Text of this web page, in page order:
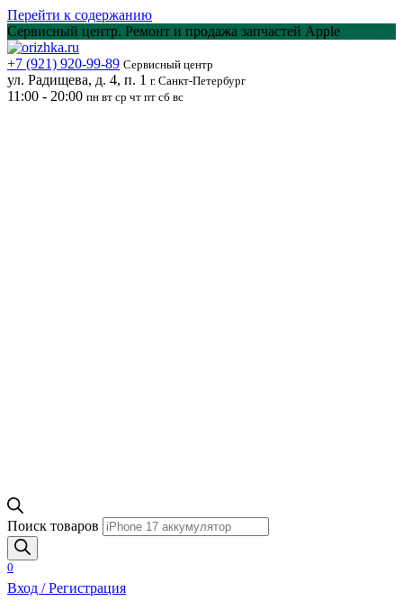
Перейти к содержанию
Сервисный центр. Ремонт и продажа запчастей Apple
+7 (921) 920-99-89 Сервисный центр
ул. Радищева, д. 4, п. 1 г. Санкт-Петербург
11:00 - 20:00 пн вт ср чт пт сб вс
Поиск товаров
0
Вход / Регистрация